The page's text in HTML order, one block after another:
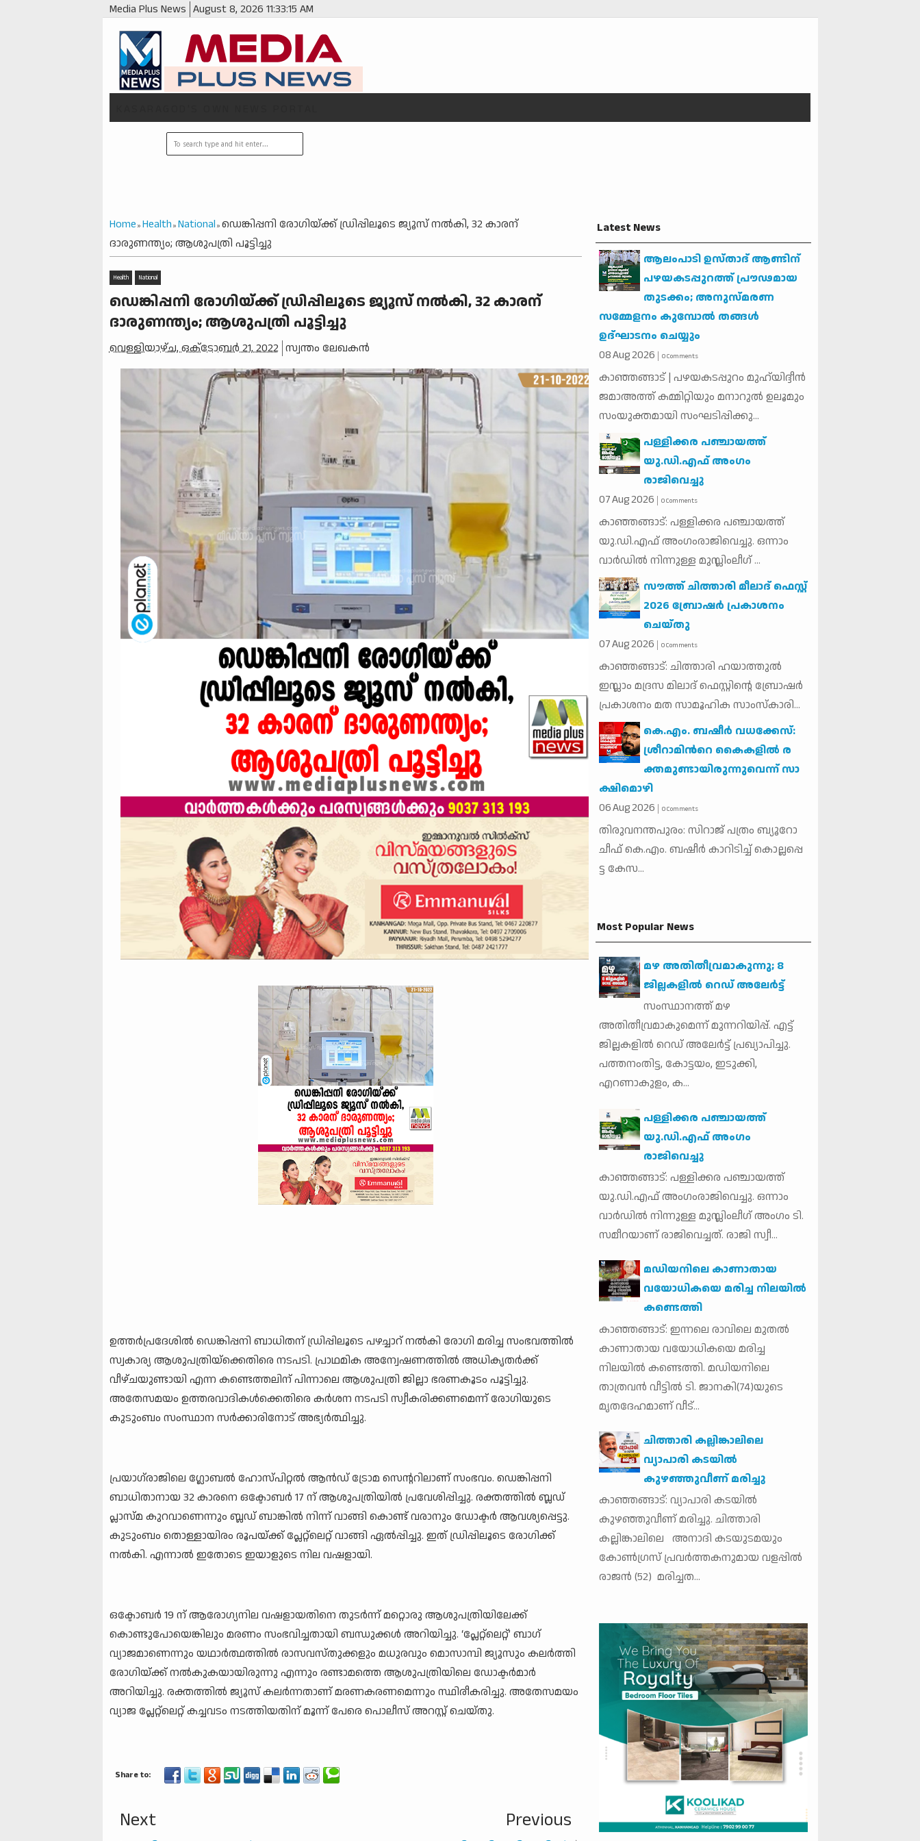
Media Plus News August 8, 2026 11:33:16 AM
Home » Health » National » ഡെങ്കിപ്പനി രോഗിയ്ക്ക് ഡ്രിപ്പിലൂടെ ജ്യൂസ് നൽകി, 32 കാരന്
ദാരുണന്ത്യം; ആശുപത്രി പൂട്ടിച്ചു
Health National
ഡെങ്കിപ്പനി രോഗിയ്ക്ക് ഡ്രിപ്പിലൂടെ ജ്യൂസ് നൽകി, 32 കാരന്
ദാരുണന്ത്യം; ആശുപത്രി പൂട്ടിച്ചു
വെള്ളിയാഴ്‌ച, ഒക്‌ടോബർ 21, 2022 സ്വന്തം ലേഖകന്‍
ഉത്തർപ്രദേശിൽ ഡെങ്കിപ്പനി ബാധിതന് ഡ്രിപ്പിലൂടെ പഴച്ചാറ് നൽകി രോഗി മരിച്ച സംഭവത്തിൽ
സ്വകാര്യ ആശുപത്രിയ്‌ക്കെതിരെ നടപടി. പ്രാഥമിക അന്വേഷണത്തിൽ അധികൃതർക്ക്
വീഴ്ചയുണ്ടായി എന്ന കണ്ടെത്തലിന് പിന്നാലെ ആശുപത്രി ജില്ലാ ഭരണകൂടം പൂട്ടിച്ചു.
അതേസമയം ഉത്തരവാദികൾക്കെതിരെ കർശന നടപടി സ്വീകരിക്കണമെന്ന് രോഗിയുടെ
കുടുംബം സംസ്ഥാന സർക്കാരിനോട് അഭ്യർത്ഥിച്ചു.
പ്രയാഗ്‌രാജിലെ ഗ്ലോബൽ ഹോസ്പിറ്റൽ ആൻഡ് ട്രോമ സെന്ററിലാണ് സംഭവം. ഡെങ്കിപ്പനി
ബാധിതാനായ 32 കാരനെ ഒക്ടോബർ 17 ന് ആശുപത്രിയിൽ പ്രവേശിപ്പിച്ചു. രക്തത്തിൽ ബ്ലഡ്
പ്ലാസ്മ കുറവാണെന്നും ബ്ലഡ് ബാങ്കിൽ നിന്ന് വാങ്ങി കൊണ്ട് വരാനും ഡോക്ടർ ആവശ്യപ്പെട്ടു.
കുടുംബം തൊള്ളായിരം രൂപയ്ക്ക് പ്ലേറ്റ്‌ലെറ്റ് വാങ്ങി ഏൽപ്പിച്ചു. ഇത് ഡ്രിപ്പിലൂടെ രോഗിക്ക്
നൽകി. എന്നാൽ ഇതോടെ ഇയാളുടെ നില വഷളായി.
ഒക്ടോബർ 19 ന് ആരോഗ്യനില വഷളായതിനെ തുടർന്ന് മറ്റൊരു ആശുപത്രിയിലേക്ക്
കൊണ്ടുപോയെങ്കിലും മരണം സംഭവിച്ചതായി ബന്ധുക്കൾ അറിയിച്ചു. ‘പ്ലേറ്റ്‌ലെറ്റ്’ ബാഗ്
വ്യാജമാണെന്നും യഥാർത്ഥത്തിൽ രാസവസ്തുക്കളും മധുരവും മൊസാമ്പി ജ്യൂസും കലർത്തി
രോഗിയ്ക്ക് നൽകുകയായിരുന്നു എന്നും രണ്ടാമത്തെ ആശുപത്രിയിലെ ഡോക്ടർമാർ
അറിയിച്ചു. രക്തത്തിൽ ജ്യൂസ് കലർന്നതാണ് മരണകരണമെന്നും സ്ഥിരീകരിച്ചു. അതേസമയം
വ്യാജ പ്ലേറ്റ്‌ലെറ്റ് കച്ചവടം നടത്തിയതിന് മൂന്ന് പേരെ പൊലീസ് അറസ്റ്റ് ചെയ്തു.
Next Previous
Latest News
ആലംപാടി ഉസ്താദ് ആണ്ടിന്
പഴയകടപ്പുറത്ത് പ്രൗഢമായ
തുടക്കം; അനുസ്മരണ
സമ്മേളനം കുമ്പോൽ തങ്ങൾ
ഉദ്ഘാടനം ചെയ്യും
08Aug2026 0 Comments
കാഞ്ഞങ്ങാട് | പഴയകടപ്പുറം മുഹ്‌യിദ്ദീൻ
ജമാഅത്ത് കമ്മിറ്റിയും മനാറുൽ ഉലൂമും
സംയുക്തമായി സംഘടിപ്പിക്കു...
പള്ളിക്കര പഞ്ചായത്ത്
യു.ഡി.എഫ് അംഗം
രാജിവെച്ചു
07Aug2026 0 Comments
കാഞ്ഞങ്ങാട്: പള്ളിക്കര പഞ്ചായത്ത്
യു.ഡി.എഫ് അംഗംരാജിവെച്ചു. ഒന്നാം
വാര്‍ഡില്‍ നിന്നുള്ള മുസ്ലിംലീഗ് ...
സൗത്ത് ചിത്താരി മീലാദ് ഫെസ്റ്റ്
2026 ബ്രോഷർ പ്രകാശനം
ചെയ്തു
07Aug2026 0 Comments
കാഞ്ഞങ്ങാട്: ചിത്താരി ഹയാത്തുൽ
ഇസ്ലാം മദ്രസ മിലാദ് ഫെസ്റ്റിൻ്റെ ബ്രോഷർ
പ്രകാശനം മത സാമൂഹിക സാംസ്കാരി...
കെ.​എം. ബ​ഷീ​ർ വ​ധ​ക്കേ​സ്:
ശ്രീ​റാ​മി​ന്‍റെ കൈ​ക​ളി​ൽ ര​
ക്ത​മു​ണ്ടാ​യി​രു​ന്നു​വെ​ന്ന് സാ​
ക്ഷി​മൊ​ഴി
06Aug2026 0 Comments
തി​രു​വ​ന​ന്ത​പു​രം: സി​റാ​ജ് പ​ത്രം ബ്യൂ​റോ
ചീ​ഫ് കെ.​എം. ബ​ഷീ​ർ കാ​റി​ടി​ച്ച് കൊ​ല്ല​പ്പെ​
ട്ട കേ​സ...
Most Popular News
മഴ അതിതീവ്രമാകുന്നു; 8
ജില്ലകളില്‍ റെഡ് അലേർട്ട്
സംസ്ഥാനത്ത് മഴ
അതിതീവ്രമാകുമെന്ന് മുന്നറിയിപ്പ്. എട്ട്
ജില്ലകളില്‍ റെഡ് അലേര്‍ട്ട് പ്രഖ്യാപിച്ചു.
പത്തനംതിട്ട, കോട്ടയം, ഇടുക്കി,
എറണാകുളം, ക...
പള്ളിക്കര പഞ്ചായത്ത്
യു.ഡി.എഫ് അംഗം
രാജിവെച്ചു
കാഞ്ഞങ്ങാട്: പള്ളിക്കര പഞ്ചായത്ത്
യു.ഡി.എഫ് അംഗംരാജിവെച്ചു. ഒന്നാം
വാര്‍ഡില്‍ നിന്നുള്ള മുസ്ലിംലീഗ് അംഗം ടി.
സമീറയാണ് രാജിവെച്ചത്. രാജി സ്വീ...
മഡിയനിലെ കാണാതായ
വയോധികയെ മരിച്ച നിലയില്‍
കണ്ടെത്തി
കാഞ്ഞങ്ങാട്: ഇന്നലെ രാവിലെ മുതല്‍
കാണാതായ വയോധികയെ മരിച്ച
നിലയില്‍ കണ്ടെത്തി. മഡിയനിലെ
താത്രവന്‍ വീട്ടില്‍ ടി. ജാനകി(74)യുടെ
മൃതദേഹമാണ് വീട്...
ചിത്താരി കല്ലിങ്കാലിലെ
വ്യാപാരി കടയിൽ
കുഴഞ്ഞുവീണ് മരിച്ചു
കാഞ്ഞങ്ങാട്: വ്യാപാരി കടയിൽ
കുഴഞ്ഞുവീണ് മരിച്ചു. ചിത്താരി
കല്ലിങ്കാലിലെ അനാദി കടയുടമയും
കോൺഗ്രസ് പ്രവർത്തകനുമായ വളപ്പിൽ
രാജൻ (52) മരിച്ചത...